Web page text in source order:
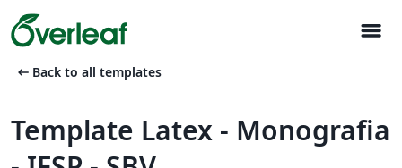
menu
arrow_left_alt Back to all templates
Template Latex - Monografia